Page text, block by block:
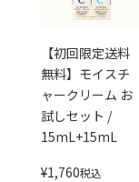
【初回限定送料
無料】モイスチ
ャークリーム お
試しセット /
15mL+15mL
¥1,760税込